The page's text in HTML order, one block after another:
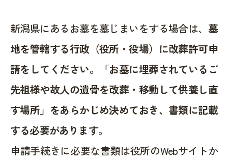
新潟県にあるお墓を墓じまいをする場合は、 墓
地を管轄する行政（役所・役場）に改葬許可申
請をしてください。「お墓に埋葬されているご
先祖様や故人の遺骨を改葬・移動して供養し直
す場所」をあらかじめ決めておき、書類に記載
する必要があります。
申請手続きに必要な書類は役所のWebサイトか